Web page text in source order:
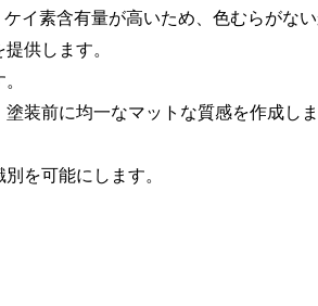
イ素含有量が高いため、色むらがない
供します。
塗装前に均一なマットな質感を作成しま
を可能にします。